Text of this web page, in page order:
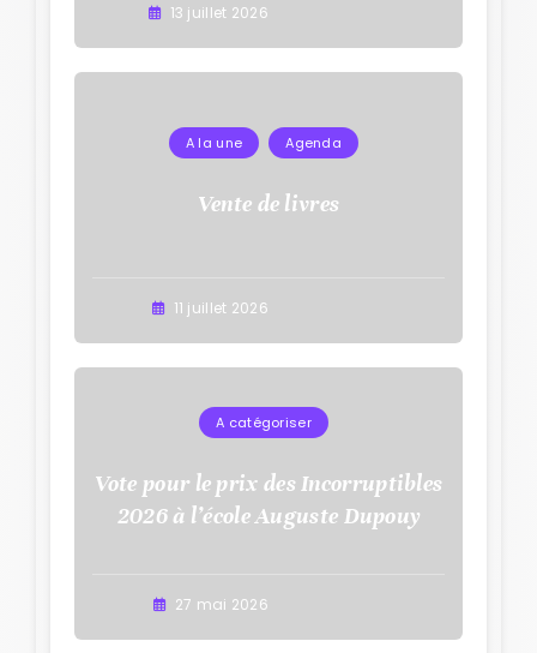
13 juillet 2026
A la une Agenda
Vente de livres
11 juillet 2026
A catégoriser
Vote pour le prix des Incorruptibles
2026 à l’école Auguste Dupouy
27 mai 2026